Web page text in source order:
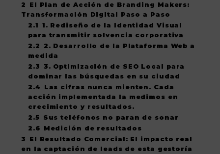
2
El Plan de Acción de Branding Makers:
Transformación Digital Paso a Paso
2.1 1. Rediseño de la Identidad Visual
para transmitir solvencia corporativa
2.2
2. Desarrollo de la Plataforma Web a
medida
2.3
3. Optimización de SEO Local para
dominar las búsquedas en su ciudad
2.4
Las cifras nunca mienten. Cada
acción implementada la medimos en
crecimiento y resultados.
2.5 Sus teléfonos no paran de sonar
2.6 Medición de resultados
3
El Resultado Comercial: El impacto real
en la captación de leads de esta gestoría